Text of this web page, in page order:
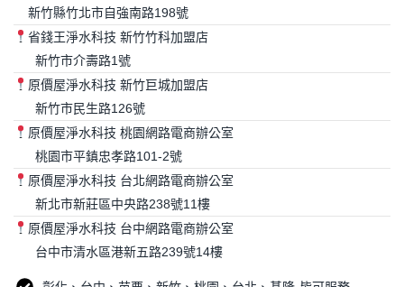
新竹縣竹北市自強南路198號
省錢王淨水科技 新竹竹科加盟店
新竹市介壽路1號
原價屋淨水科技 新竹巨城加盟店
新竹市民生路126號
原價屋淨水科技 桃園網路電商辦公室
桃園市平鎮忠孝路101-2號
原價屋淨水科技 台北網路電商辦公室
新北市新莊區中央路238號11樓
原價屋淨水科技 台中網路電商辦公室
台中市清水區港新五路239號14樓